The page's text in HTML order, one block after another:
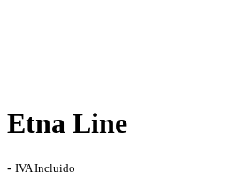
Etna Line
- Rango
IVA Incluido